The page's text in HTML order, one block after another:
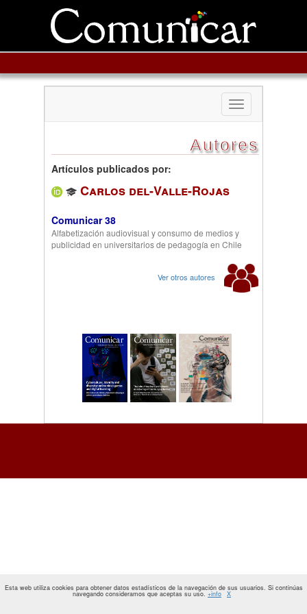
Toggle
navigation
Autores
Artículos publicados por:
Carlos del-Valle-Rojas
Comunicar 38
Alfabetización audiovisual y consumo de medios y
publicidad en universitarios de pedagogía en Chile
Ver otros autores
Esta web utiliza cookies para obtener datos estadísticos de la navegación de sus usuarios. Si continúas
navegando consideramos que aceptas su uso. +info X